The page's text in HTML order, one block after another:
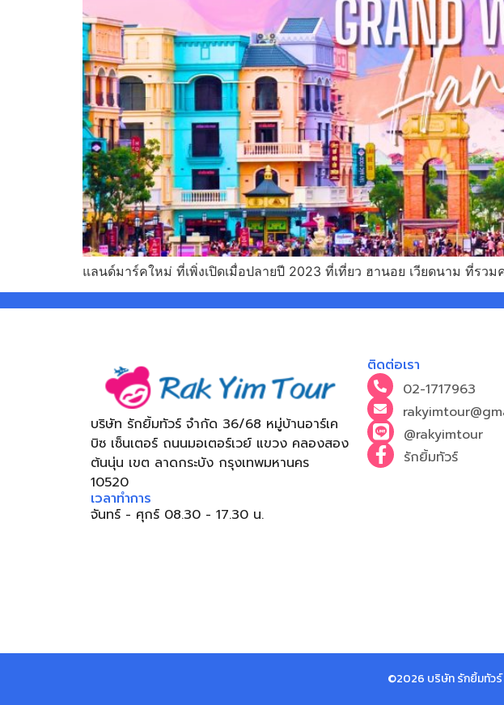
แลนด์มาร์คใหม่ ที่เพิ่งเปิดเมื่อปลายปี 2023 ที่เที่ยว ฮานอย เวียดนาม ที่รว
บริษัท รักยิ้มทัวร์ จำกัด 36/68 หมู่บ้านอาร์เค
บิซ เซ็นเตอร์ ถนนมอเตอร์เวย์ แขวง คลองสอง
ต้นนุ่น เขต ลาดกระบัง กรุงเทพมหานคร
10520
เวลาทำการ
จันทร์ - ศุกร์ 08.30 - 17.30 น.
ติดต่อเรา
02-1717963
@rakyimtour
รักยิ้มทัวร์
©2026 บริษัท รักยิ้มทัว